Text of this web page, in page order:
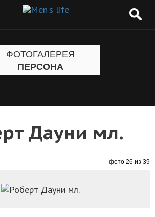
ФОТОГАЛЕРЕЯ
ПЕРСОНА
Дауни мл.
фото 26 из 39